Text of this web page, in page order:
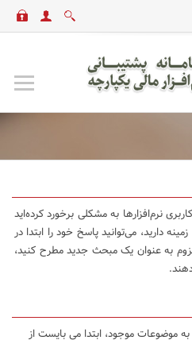
نرم‌افزارها به مشکلی برخورد کرده‌اید
دارید، می‌توانید پاسخ خود را ابتدا در
به عنوان یک مبحث جدید مطرح کنید،
موضوعات موجود، ابتدا می بایست از